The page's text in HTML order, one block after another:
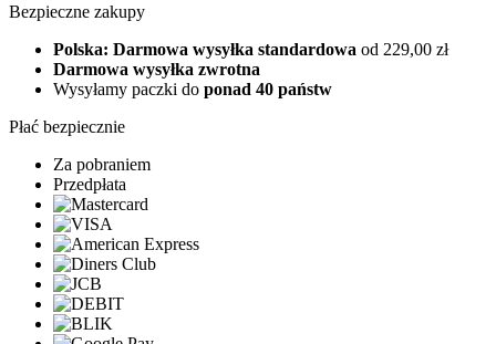
Bezpieczne zakupy
Polska: Darmowa wysyłka standardowa od 229,00 zł
Darmowa wysyłka zwrotna
Wysyłamy paczki do ponad 40 państw
Płać bezpiecznie
Za pobraniem
Przedpłata